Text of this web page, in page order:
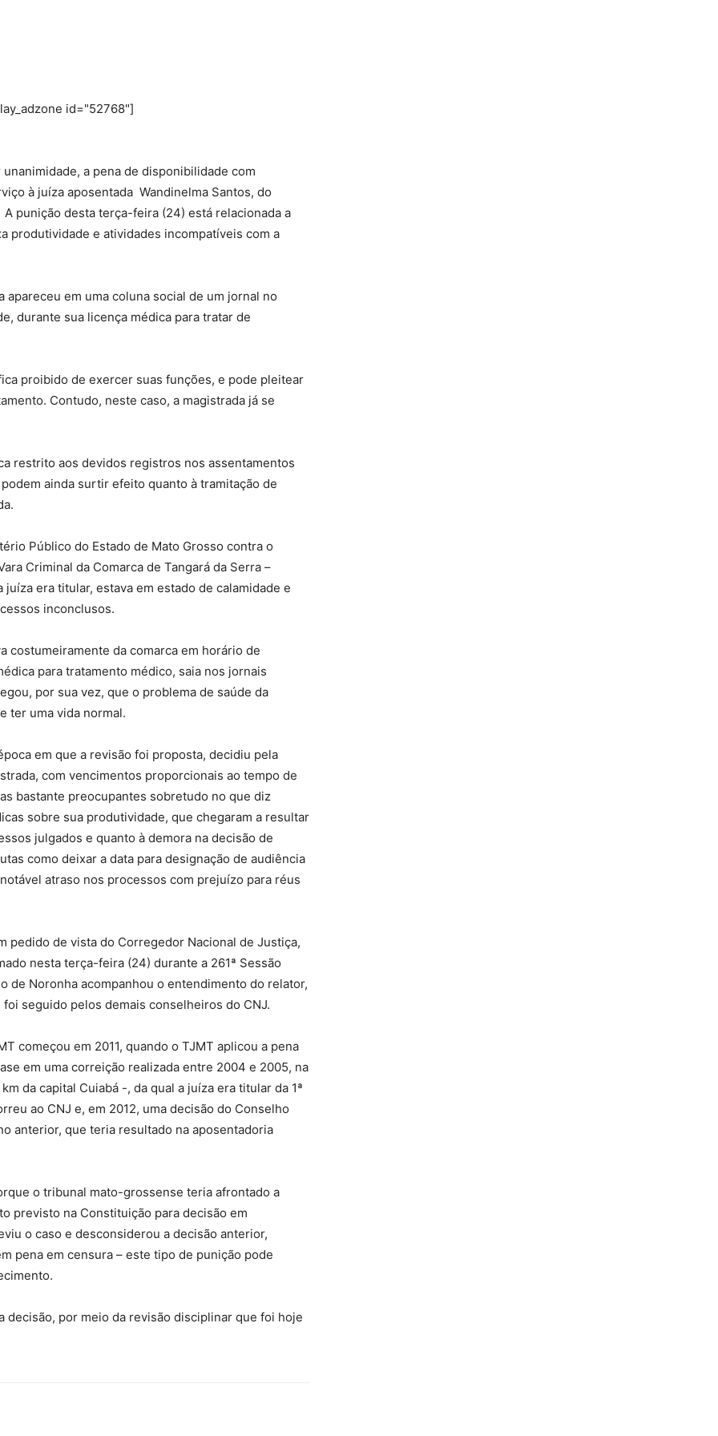
id="52768"]
a pena de disponibilidade com
à juíza aposentada Wandinelma Santos, do
punição desta terça-feira (24) está relacionada a
produtividade e atividades incompatíveis com a
apareceu em uma coluna social de um jornal no
durante sua licença médica para tratar de
proibido de exercer suas funções, e pode pleitear
Contudo, neste caso, a magistrada já se
restrito aos devidos registros nos assentamentos
ainda surtir efeito quanto à tramitação de
Público do Estado de Mato Grosso contra o
Criminal da Comarca de Tangará da Serra –
era titular, estava em estado de calamidade e
inconclusos.
costumeiramente da comarca em horário de
para tratamento médico, saia nos jornais
por sua vez, que o problema de saúde da
ter uma vida normal.
em que a revisão foi proposta, decidiu pela
com vencimentos proporcionais ao tempo de
bastante preocupantes sobretudo no que diz
sobre sua produtividade, que chegaram a resultar
julgados e quanto à demora na decisão de
como deixar a data para designação de audiência
atraso nos processos com prejuízo para réus
pedido de vista do Corregedor Nacional de Justiça,
nesta terça-feira (24) durante a 261ª Sessão
de Noronha acompanhou o entendimento do relator,
seguido pelos demais conselheiros do CNJ.
começou em 2011, quando o TJMT aplicou a pena
em uma correição realizada entre 2004 e 2005, na
da capital Cuiabá -, da qual a juíza era titular da 1ª
ao CNJ e, em 2012, uma decisão do Conselho
anterior, que teria resultado na aposentadoria
o tribunal mato-grossense teria afrontado a
previsto na Constituição para decisão em
o caso e desconsiderou a decisão anterior,
pena em censura – este tipo de punição pode
por meio da revisão disciplinar que foi hoje